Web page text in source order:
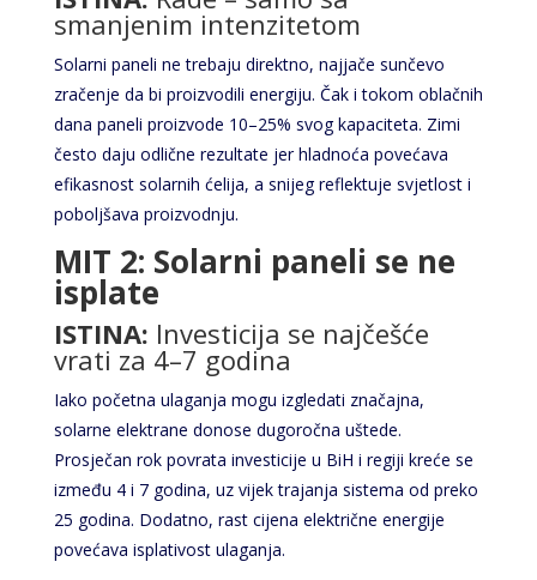
smanjenim intenzitetom
Solarni paneli ne trebaju direktno, najjače sunčevo
zračenje da bi proizvodili energiju. Čak i tokom oblačnih
dana paneli proizvode 10–25% svog kapaciteta. Zimi
često daju odlične rezultate jer hladnoća povećava
efikasnost solarnih ćelija, a snijeg reflektuje svjetlost i
poboljšava proizvodnju.
MIT 2: Solarni paneli se ne
isplate
ISTINA: Investicija se najčešće
vrati za 4–7 godina
Iako početna ulaganja mogu izgledati značajna,
solarne elektrane donose dugoročna uštede.
Prosječan rok povrata investicije u BiH i regiji kreće se
između 4 i 7 godina, uz vijek trajanja sistema od preko
25 godina. Dodatno, rast cijena električne energije
povećava isplativost ulaganja.